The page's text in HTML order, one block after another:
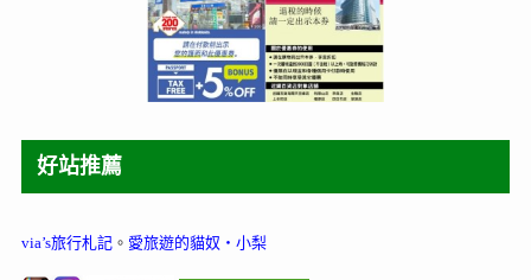
好站推薦
via’s旅行札記。 愛旅遊的貓奴‧小梨